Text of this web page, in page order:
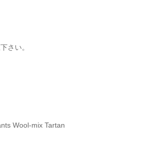
さい。
Wool-mix Tartan